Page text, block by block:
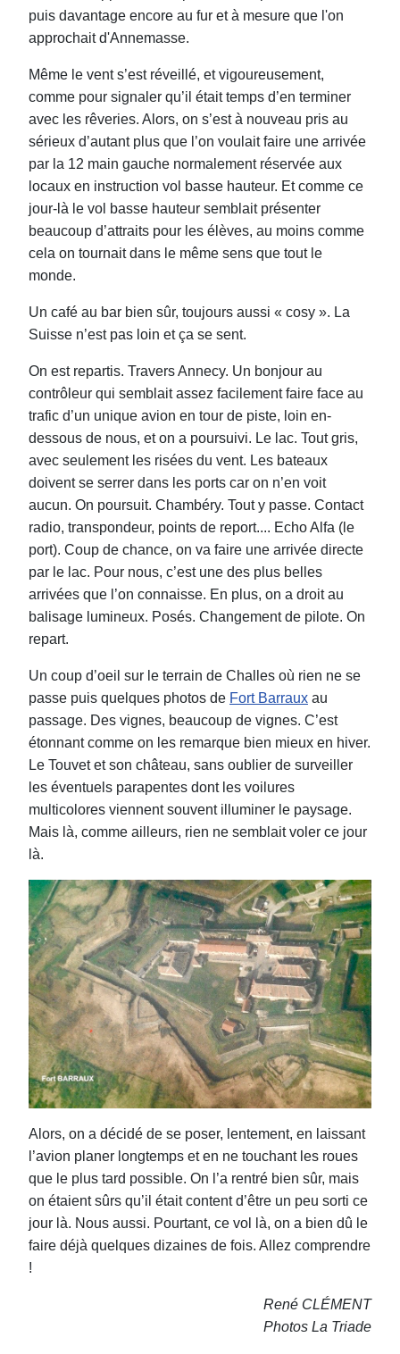
puis davantage encore au fur et à mesure que l'on
approchait d'Annemasse.
Même le vent s’est réveillé, et vigoureusement,
comme pour signaler qu’il était temps d’en terminer
avec les rêveries. Alors, on s’est à nouveau pris au
sérieux d’autant plus que l’on voulait faire une arrivée
par la 12 main gauche normalement réservée aux
locaux en instruction vol basse hauteur. Et comme ce
jour-là le vol basse hauteur semblait présenter
beaucoup d’attraits pour les élèves, au moins comme
cela on tournait dans le même sens que tout le
monde.
Un café au bar bien sûr, toujours aussi « cosy ». La
Suisse n’est pas loin et ça se sent.
On est repartis. Travers Annecy. Un bonjour au
contrôleur qui semblait assez facilement faire face au
trafic d’un unique avion en tour de piste, loin en-
dessous de nous, et on a poursuivi. Le lac. Tout gris,
avec seulement les risées du vent. Les bateaux
doivent se serrer dans les ports car on n’en voit
aucun. On poursuit. Chambéry. Tout y passe. Contact
radio, transpondeur, points de report.... Echo Alfa (le
port). Coup de chance, on va faire une arrivée directe
par le lac. Pour nous, c’est une des plus belles
arrivées que l’on connaisse. En plus, on a droit au
balisage lumineux. Posés. Changement de pilote. On
repart.
Un coup d’oeil sur le terrain de Challes où rien ne se
passe puis quelques photos de Fort Barraux au
passage. Des vignes, beaucoup de vignes. C’est
étonnant comme on les remarque bien mieux en hiver.
Le Touvet et son château, sans oublier de surveiller
les éventuels parapentes dont les voilures
multicolores viennent souvent illuminer le paysage.
Mais là, comme ailleurs, rien ne semblait voler ce jour
là.
Alors, on a décidé de se poser, lentement, en laissant
l’avion planer longtemps et en ne touchant les roues
que le plus tard possible. On l’a rentré bien sûr, mais
on étaient sûrs qu’il était content d’être un peu sorti ce
jour là. Nous aussi. Pourtant, ce vol là, on a bien dû le
faire déjà quelques dizaines de fois. Allez comprendre
!
René CLÉMENT
Photos La Triade